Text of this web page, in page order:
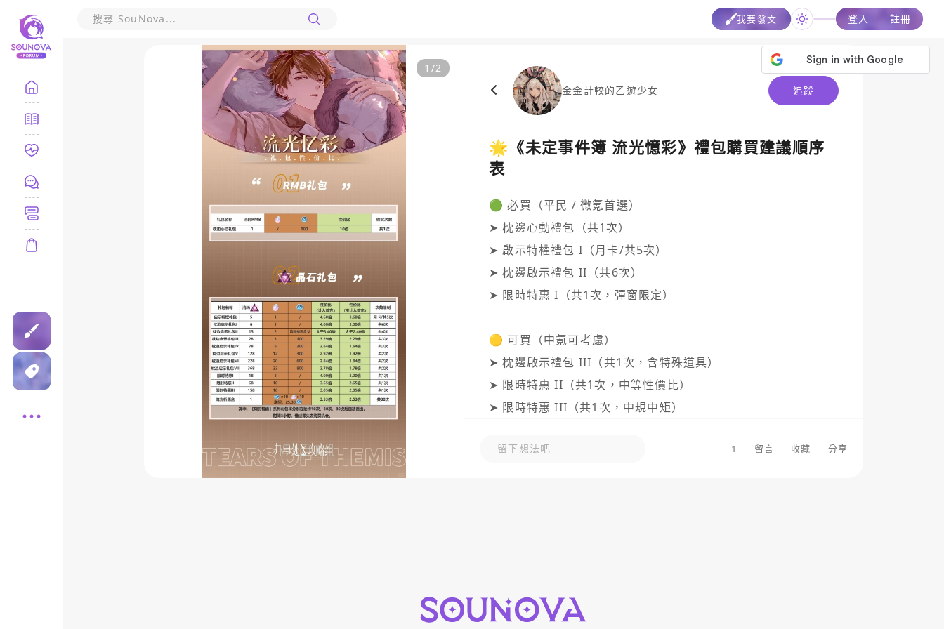
我要發文 登入 註冊
1 /2
金金計較的乙遊少女
追蹤
🌟《未定事件簿 流光憶彩》禮包購買建議順序
表
🟢 必買（平民 / 微氪首選）
➤ 枕邊心動禮包（共1次）
➤ 啟示特權禮包 I（月卡/共5次）
➤ 枕邊啟示禮包 II（共6次）
➤ 限時特惠 I（共1次，彈窗限定）
🟡 可買（中氪可考慮）
➤ 枕邊啟示禮包 III（共1次，含特殊道具）
➤ 限時特惠 II（共1次，中等性價比）
➤ 限時特惠 III（共1次，中規中矩）
⚪ 可略（大課補充選項）
中氪：再加上可買系列。
留下想法吧 1 留言 收藏 分享